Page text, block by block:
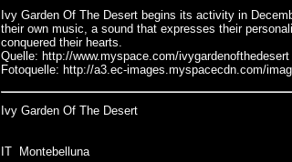
Ivy Garden Of The Desert begins its activity in
their own music, a sound that expresses their
conquered their hearts.
Quelle: http://www.myspace.com/ivygardenofthedesert
Fotoquelle: http://a3.ec-images.myspacecdn.com/
Ivy Garden Of The Desert
IT Montebelluna